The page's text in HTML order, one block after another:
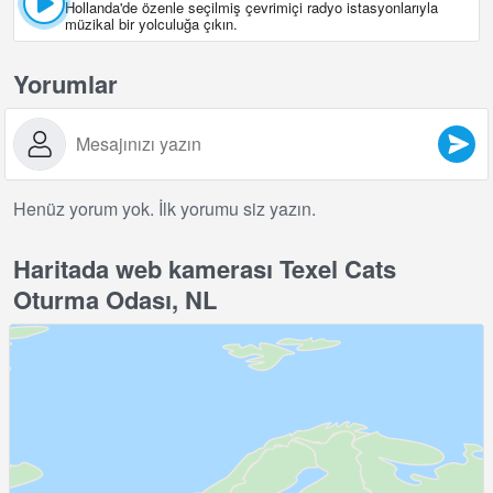
Hollanda'de özenle seçilmiş çevrimiçi radyo istasyonlarıyla
müzikal bir yolculuğa çıkın.
Yorumlar
Henüz yorum yok. İlk yorumu siz yazın.
Haritada web kamerası Texel Cats
Oturma Odası, NL